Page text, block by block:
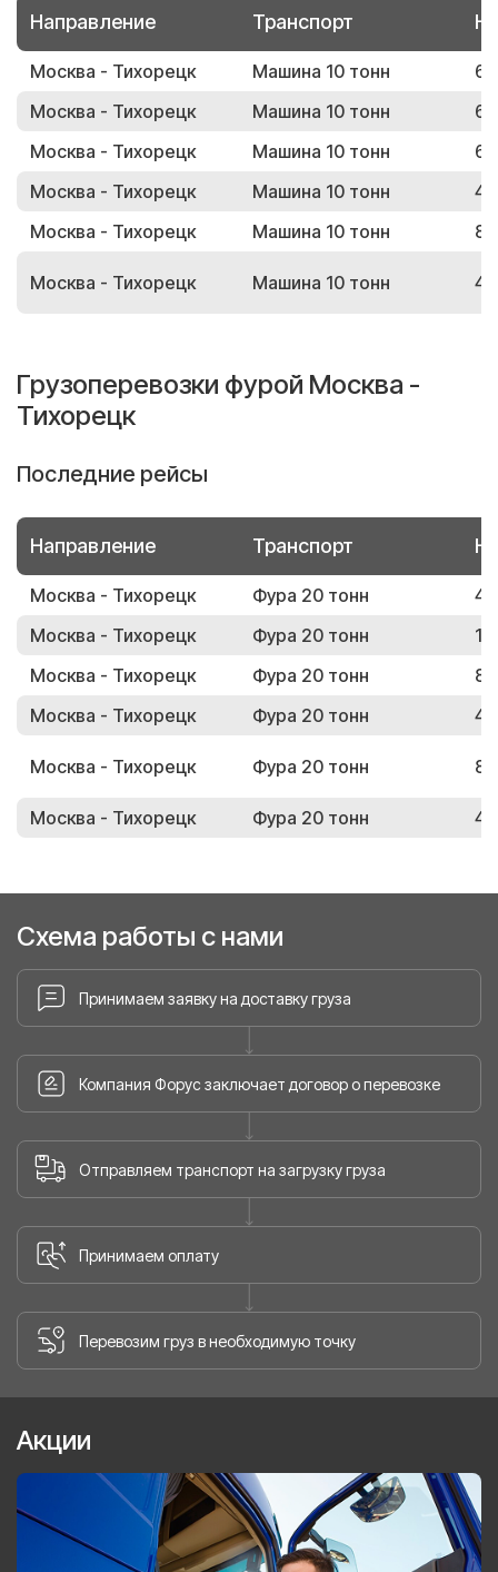
Направление Транспорт
Москва - Тихорецк Машина 10 тонн
Москва - Тихорецк
Машина 10 тонн
Москва - Тихорецк
Машина 10 тонн
Москва - Тихорецк
Машина 10 тонн
Москва - Тихорецк
Машина 10 тонн
Москва - Тихорецк Машина 10 тонн
Грузоперевозки фурой Москва -
Тихорецк
Последние рейсы
Направление Транспорт
Москва - Тихорецк Фура 20 тонн
Москва - Тихорецк
Фура 20 тонн
Москва - Тихорецк
Фура 20 тонн
Москва - Тихорецк
Фура 20 тонн
Москва - Тихорецк Фура 20 тонн
Москва - Тихорецк Фура 20 тонн
Схема работы с нами
Принимаем заявку на доставку груза
Компания Форус заключает договор о перевозке
Отправляем транспорт на загрузку груза
Принимаем оплату
Перевозим груз в необходимую точку
Акции